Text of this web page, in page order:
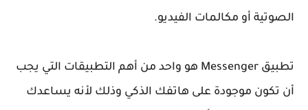
الصوتية أو مكالمات الفيديو.
تطبيق Messenger هو واحد من أهم التطبيقات التي يجب
أن تكون موجودة على هاتفك الذكي وذلك لأنه يساعدك